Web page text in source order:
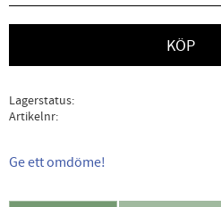
KÖP
Lagerstatus
Artikelnr
Ge ett omdöme!